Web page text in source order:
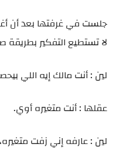
جلست في غرفتها بعد أن
لا تستطيع التفكير بطريقة
لين : أنت مالك إيه اللي
عقلها : أنت متغيره أوي.
لين : عارفه إني زفت